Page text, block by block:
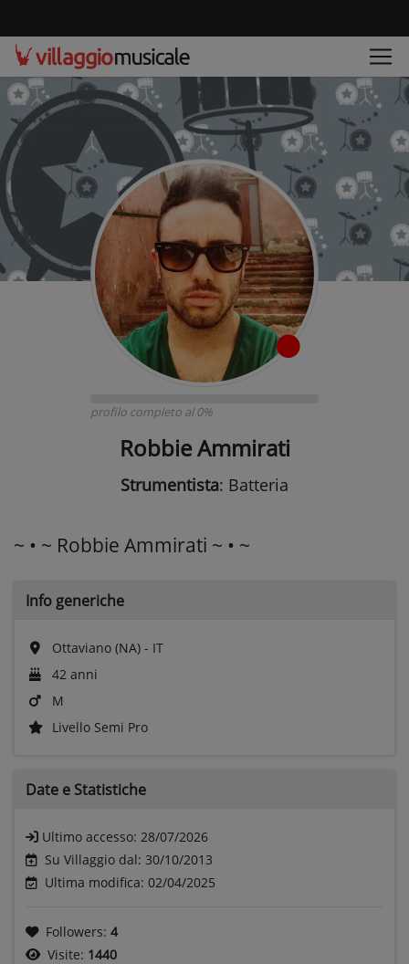
profilo completo al 0%
Robbie Ammirati
Strumentista: Batteria
~ • ~ Robbie Ammirati ~ • ~
Info generiche
Ottaviano (NA) - IT
42 anni
M
Livello Semi Pro
Date e Statistiche
Ultimo accesso: 28/07/2026
Su Villaggio dal: 30/10/2013
Ultima modifica: 02/04/2025
Followers: 4
Visite: 1440